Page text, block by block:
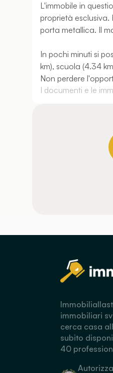
L'immobile in
proprietà esclusiva.
porta metallica. Il
In pochi minuti si
km), scuola (4.34
Non perdere
I documenti e le
immobiliari
cerca casa
subito
40